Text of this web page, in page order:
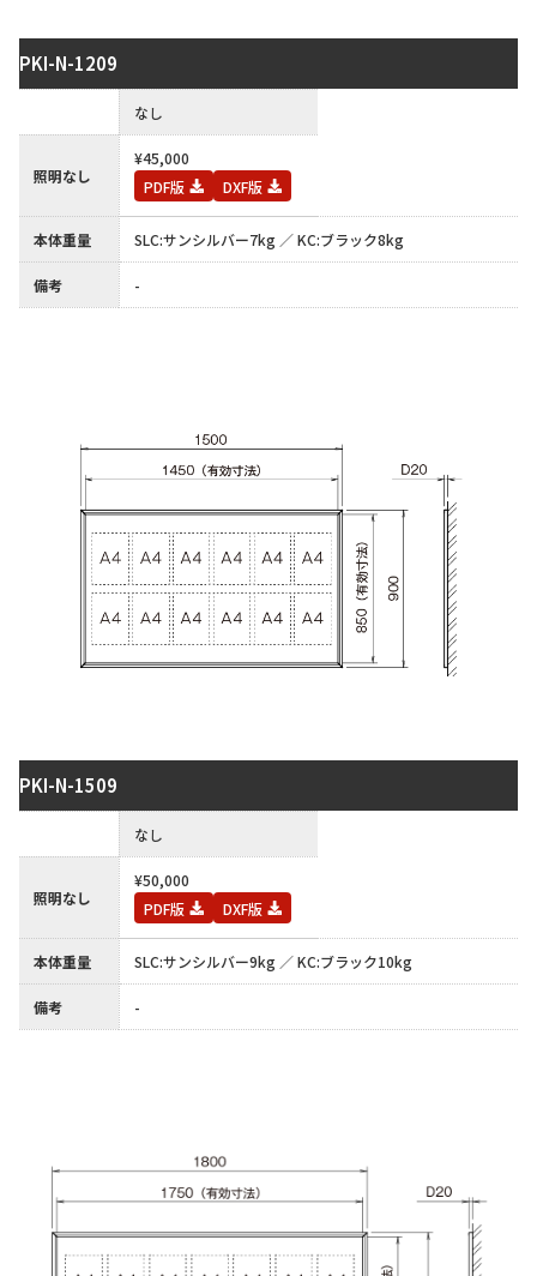
PKI-N-1209
なし
照明なし
¥45,000
PDF版
DXF版
本体重量 SLC:サンシルバー7kg ／ KC:ブラック8kg
備考 -
PKI-N-1509
なし
照明なし
¥50,000
PDF版
DXF版
本体重量 SLC:サンシルバー9kg ／ KC:ブラック10kg
備考 -